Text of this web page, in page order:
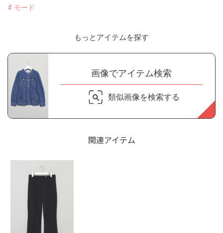
# モード
もっとアイテムを探す
画像でアイテム検索
類似画像を検索する
関連アイテム